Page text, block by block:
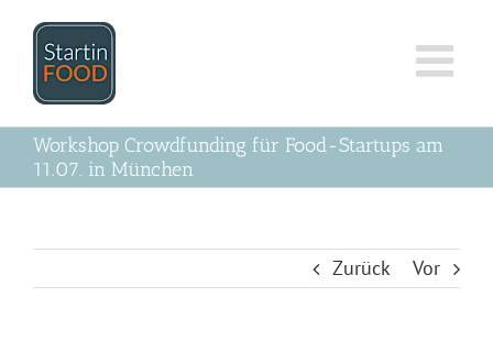
Inhalt
springen
Workshop Crowdfunding für Food-Startups am
11.07. in München
Zurück Vor